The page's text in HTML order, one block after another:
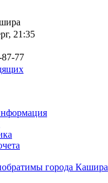
21:35
77
города Кашира